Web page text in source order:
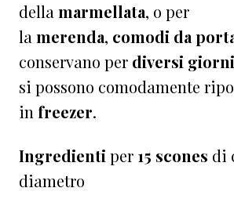
della marmellata, o per
la merenda, comodi da
conservano per diversi
si possono comodamente
in freezer.
Ingredienti per 15 scones di
diametro